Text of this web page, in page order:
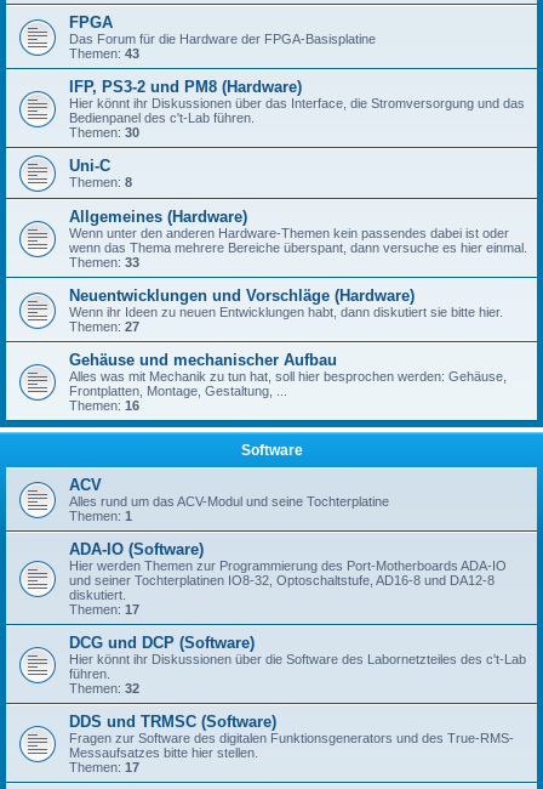
FPGA
Das Forum für die Hardware der FPGA-Basisplatine
Themen: 43
IFP, PS3-2 und PM8 (Hardware)
Hier könnt ihr Diskussionen über das Interface, die Stromversorgung und das
Bedienpanel des c't-Lab führen.
Themen: 30
Uni-C
Themen: 8
Allgemeines (Hardware)
Wenn unter den anderen Hardware-Themen kein passendes dabei ist oder
wenn das Thema mehrere Bereiche überspant, dann versuche es hier einmal.
Themen: 33
Neuentwicklungen und Vorschläge (Hardware)
Wenn ihr Ideen zu neuen Entwicklungen habt, dann diskutiert sie bitte hier.
Themen: 27
Gehäuse und mechanischer Aufbau
Alles was mit Mechanik zu tun hat, soll hier besprochen werden: Gehäuse,
Frontplatten, Montage, Gestaltung, ...
Themen: 16
Software
ACV
Alles rund um das ACV-Modul und seine Tochterplatine
Themen: 1
ADA-IO (Software)
Hier werden Themen zur Programmierung des Port-Motherboards ADA-IO
und seiner Tochterplatinen IO8-32, Optoschaltstufe, AD16-8 und DA12-8
diskutiert.
Themen: 17
DCG und DCP (Software)
Hier könnt ihr Diskussionen über die Software des Labornetzteiles des c't-Lab
führen.
Themen: 32
DDS und TRMSC (Software)
Fragen zur Software des digitalen Funktionsgenerators und des True-RMS-
Messaufsatzes bitte hier stellen.
Themen: 17